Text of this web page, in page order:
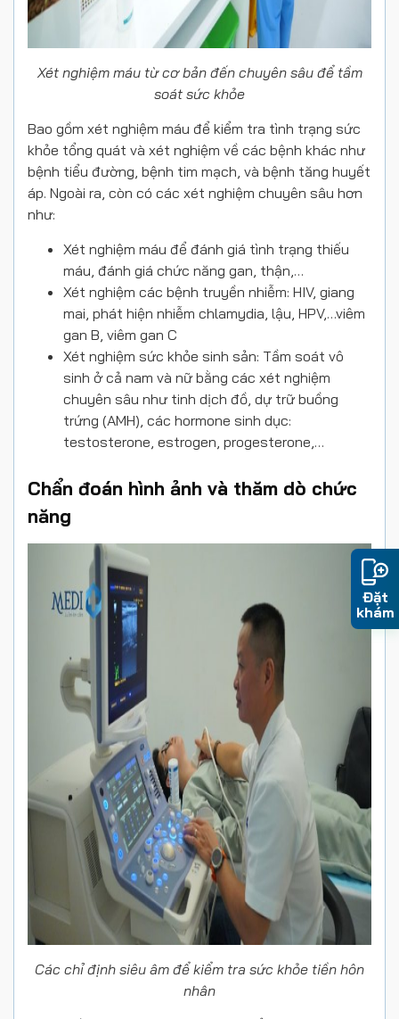
Xét nghiệm máu từ cơ bản đến chuyên sâu để tầm
soát sức khỏe
Bao gồm xét nghiệm máu để kiểm tra tình trạng sức
khỏe tổng quát và xét nghiệm về các bệnh khác như
bệnh tiểu đường, bệnh tim mạch, và bệnh tăng huyết
áp. Ngoài ra, còn có các xét nghiệm chuyên sâu hơn
như:
Xét nghiệm máu để đánh giá tình trạng thiếu
máu, đánh giá chức năng gan, thận,…
Xét nghiệm các bệnh truyền nhiễm: HIV, giang
mai, phát hiện nhiễm chlamydia, lậu, HPV,…viêm
gan B, viêm gan C
Xét nghiệm sức khỏe sinh sản: Tầm soát vô
sinh ở cả nam và nữ bằng các xét nghiệm
chuyên sâu như tinh dịch đồ, dự trữ buồng
trứng (AMH), các hormone sinh dục:
testosterone, estrogen, progesterone,…
Chẩn đoán hình ảnh và thăm dò chức
năng
Các chỉ định siêu âm để kiểm tra sức khỏe tiền hôn
nhân
Đặt
khám